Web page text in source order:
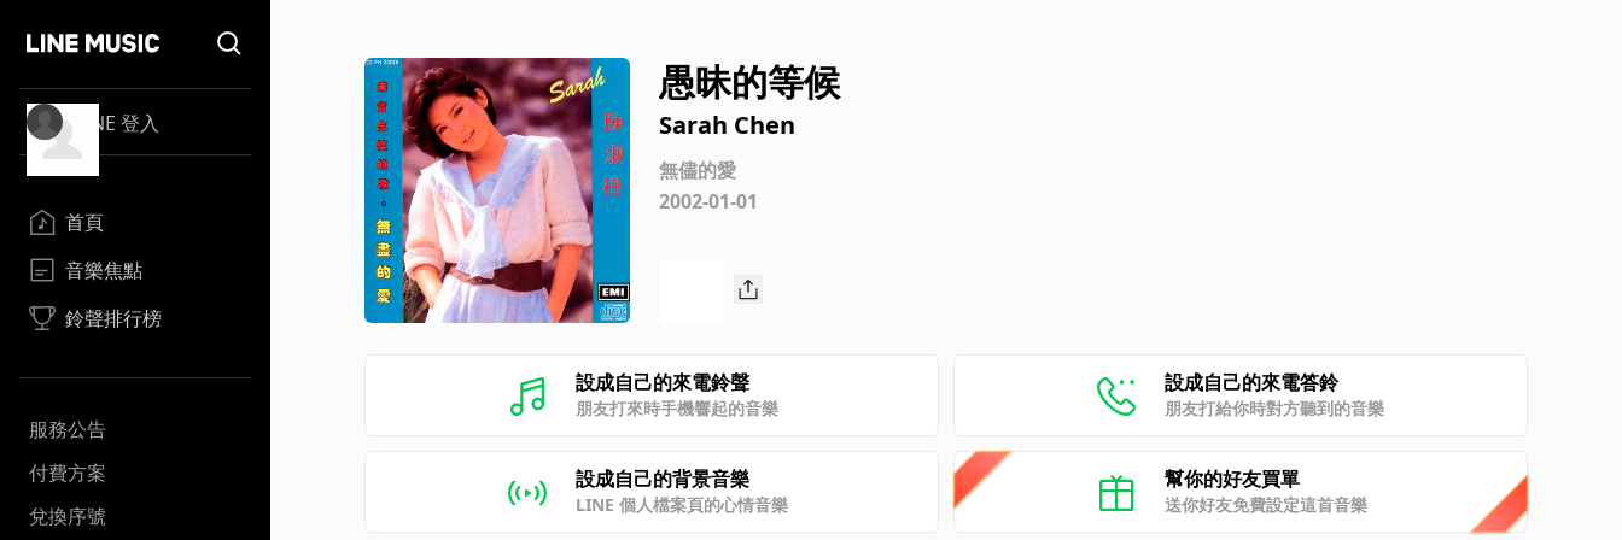
LINE 登入
首頁
音樂焦點
鈴聲排行榜
服務公告
付費方案
兌換序號
愚昧的等候
Sarah Chen
無儘的愛
2002-01-01
設成自己的來電鈴聲
朋友打來時手機響起的音樂
設成自己的來電答鈴
朋友打給你時對方聽到的音樂
設成自己的背景音樂
LINE 個人檔案頁的心情音樂
幫你的好友買單
送你好友免費設定這首音樂